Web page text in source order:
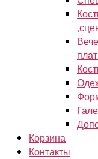
Корзина
Контакты